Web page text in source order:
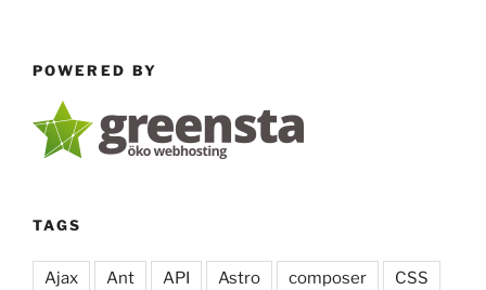
POWERED BY
TAGS
Ajax Ant API Astro composer CSS